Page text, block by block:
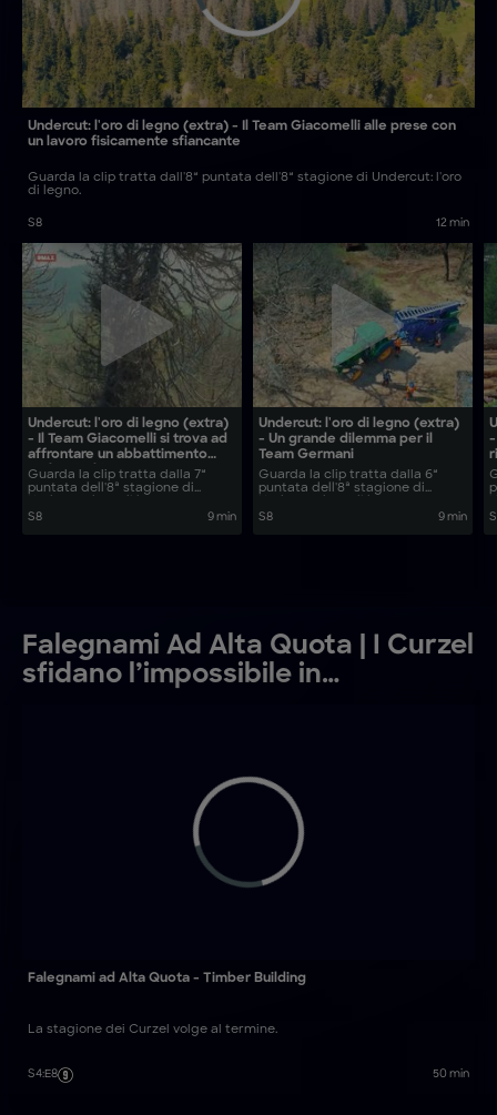
Undercut: l'oro di legno (extra) - Il Team Giacomelli alle prese con
un lavoro fisicamente sfiancante
Guarda la clip tratta dall'8ª puntata dell'8ª stagione di Undercut: l'oro
di legno.
S8 12 min
Undercut: l'oro di legno (extra)
- Il Team Giacomelli si trova ad
affrontare un abbattimento
molto rischioso
Guarda la clip tratta dalla 7ª
puntata dell'8ª stagione di
S8
9 min
Undercut: l'oro di legno (extra)
- Un grande dilemma per il
Team Germani
Guarda la clip tratta dalla 6ª
puntata dell'8ª stagione di
S8
9 min
-
Falegnami Ad Alta Quota | I Curzel
sfidano l’impossibile in
Falegnami ad Alta Quota - Timber Building
La stagione dei Curzel volge al termine.
S4:E8 50 min